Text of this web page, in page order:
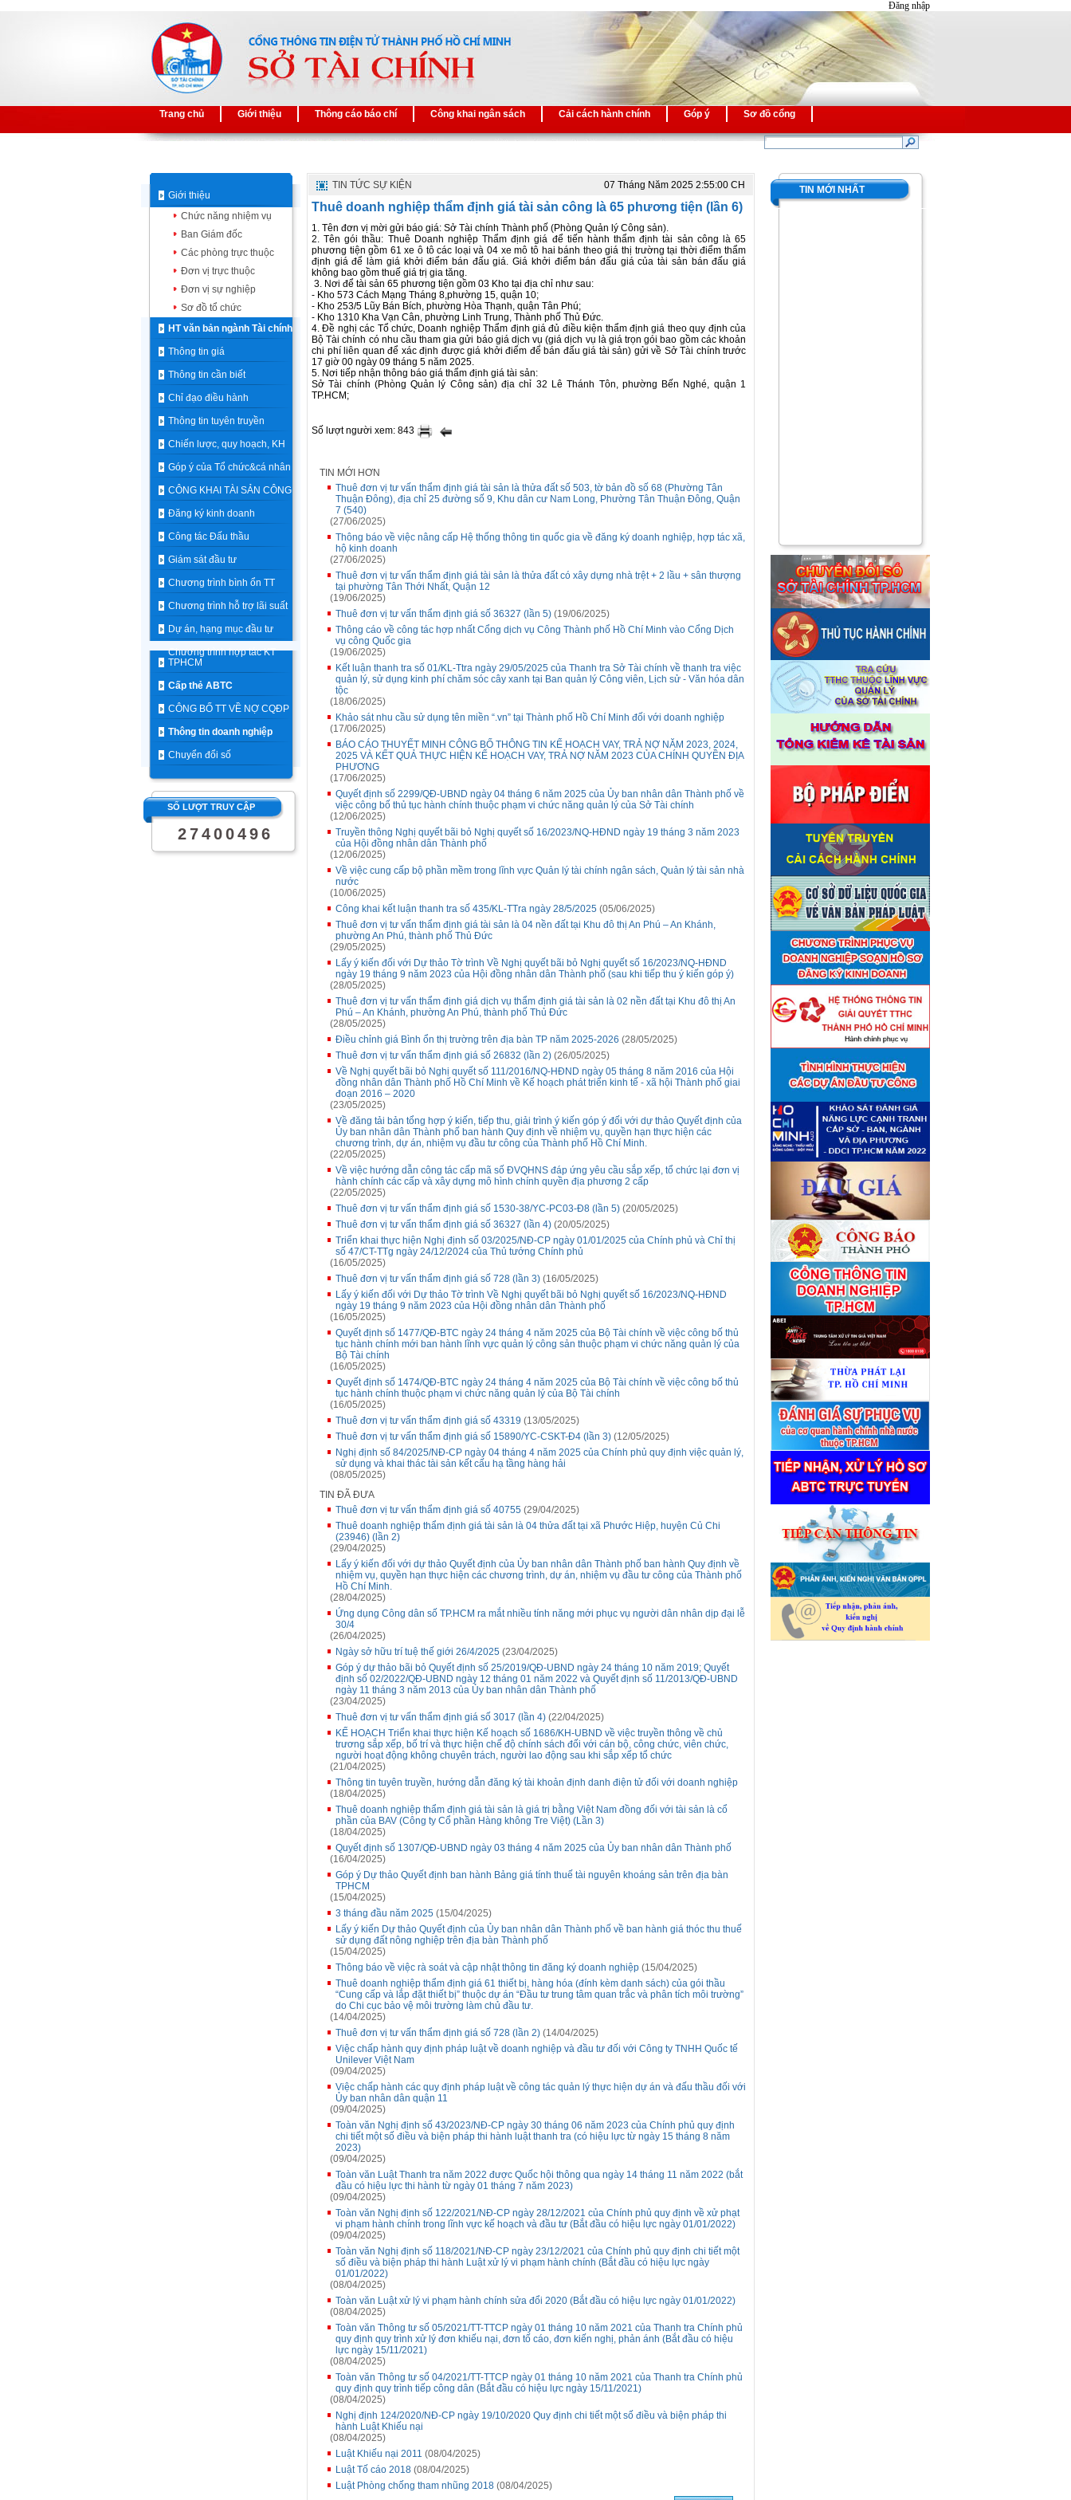
Đăng nhập
Trang chủ Giới thiệu Thông cáo báo chí Công khai ngân sách Cải cách hành chính Góp ý Sơ đồ cổng
Giới thiệu
Chức năng nhiệm vụ
Ban Giám đốc
Các phòng trực thuộc
Đơn vị trực thuộc
Đơn vị sự nghiệp
Sơ đồ tổ chức
HT văn bản ngành Tài chính
Thông tin giá
Thông tin cần biết
Chỉ đạo điều hành
Thông tin tuyên truyền
Chiến lược, quy hoạch, KH
Góp ý của Tổ chức&cá nhân
CÔNG KHAI TÀI SẢN CÔNG
Đăng ký kinh doanh
Công tác Đấu thầu
Giám sát đầu tư
Chương trình bình ổn TT
Chương trình hỗ trợ lãi suất
Dự án, hạng mục đầu tư
Chương trình hợp tác KT
TPHCM
Cấp thẻ ABTC
CÔNG BỐ TT VỀ NỢ CQĐP
Thông tin doanh nghiệp
Chuyển đổi số
SỐ LƯỢT TRUY CẬP
2 7 4 0 0 4 9 6
TIN TỨC SỰ KIỆN 07 Tháng Năm 2025 2:55:00 CH
Thuê doanh nghiệp thẩm định giá tài sản công là 65 phương tiện (lần 6)
1. Tên đơn vị mời gửi báo giá: Sở Tài chính Thành phố (Phòng Quản lý Công sản).
2. Tên gói thầu: Thuê Doanh nghiệp Thẩm định giá để tiến hành thẩm định tài sản công là 65
phương tiện gồm 61 xe ô tô các loại và 04 xe mô tô hai bánh theo giá thị trường tại thời điểm thẩm
định giá để làm giá khởi điểm bán đấu giá. Giá khởi điểm bán đấu giá của tài sản bán đấu giá
không bao gồm thuế giá trị gia tăng.
3. Nơi để tài sản 65 phương tiện gồm 03 Kho tại địa chỉ như sau:
- Kho 573 Cách Mạng Tháng 8,phường 15, quận 10;
- Kho 253/5 Lũy Bán Bích, phường Hòa Thạnh, quận Tân Phú;
- Kho 1310 Kha Vạn Cân, phường Linh Trung, Thành phố Thủ Đức.
4. Đề nghị các Tổ chức, Doanh nghiệp Thẩm định giá đủ điều kiện thẩm định giá theo quy định của
Bộ Tài chính có nhu cầu tham gia gửi báo giá dịch vụ (giá dịch vụ là giá trọn gói bao gồm các khoản
chi phí liên quan để xác định được giá khởi điểm để bán đấu giá tài sản) gửi về Sở Tài chính trước
17 giờ 00 ngày 09 tháng 5 năm 2025.
5. Nơi tiếp nhận thông báo giá thẩm định giá tài sản:
Sở Tài chính (Phòng Quản lý Công sản) địa chỉ 32 Lê Thánh Tôn, phường Bến Nghé, quận 1
TP.HCM;
Số lượt người xem: 843
TIN MỚI HƠN
Thuê đơn vị tư vấn thẩm định giá tài sản là thửa đất số 503, tờ bản đồ số 68 (Phường Tân
Thuận Đông), địa chỉ 25 đường số 9, Khu dân cư Nam Long, Phường Tân Thuận Đông, Quận
7 (540)
(27/06/2025)
Thông báo về việc nâng cấp Hệ thống thông tin quốc gia về đăng ký doanh nghiệp, hợp tác xã,
hộ kinh doanh
(27/06/2025)
Thuê đơn vị tư vấn thẩm định giá tài sản là thửa đất có xây dựng nhà trệt + 2 lầu + sân thượng
tại phường Tân Thới Nhất, Quận 12
(19/06/2025)
Thuê đơn vị tư vấn thẩm định giá số 36327 (lần 5) (19/06/2025)
Thông cáo về công tác hợp nhất Cổng dịch vụ Công Thành phố Hồ Chí Minh vào Cổng Dịch
vụ công Quốc gia
(19/06/2025)
Kết luận thanh tra số 01/KL-Ttra ngày 29/05/2025 của Thanh tra Sở Tài chính về thanh tra việc
quản lý, sử dụng kinh phí chăm sóc cây xanh tại Ban quản lý Công viên, Lịch sử - Văn hóa dân
tộc
(18/06/2025)
Khảo sát nhu cầu sử dụng tên miền “.vn” tại Thành phố Hồ Chí Minh đối với doanh nghiệp
(17/06/2025)
BÁO CÁO THUYẾT MINH CÔNG BỐ THÔNG TIN KẾ HOẠCH VAY, TRẢ NỢ NĂM 2023, 2024,
2025 VÀ KẾT QUẢ THỰC HIỆN KẾ HOẠCH VAY, TRẢ NỢ NĂM 2023 CỦA CHÍNH QUYỀN ĐỊA
PHƯƠNG
(17/06/2025)
Quyết định số 2299/QĐ-UBND ngày 04 tháng 6 năm 2025 của Ủy ban nhân dân Thành phố về
việc công bố thủ tục hành chính thuộc phạm vi chức năng quản lý của Sở Tài chính
(12/06/2025)
Truyền thông Nghị quyết bãi bỏ Nghị quyết số 16/2023/NQ-HĐND ngày 19 tháng 3 năm 2023
của Hội đồng nhân dân Thành phố
(12/06/2025)
Về việc cung cấp bộ phần mềm trong lĩnh vực Quản lý tài chính ngân sách, Quản lý tài sản nhà
nước
(10/06/2025)
Công khai kết luận thanh tra số 435/KL-TTra ngày 28/5/2025 (05/06/2025)
Thuê đơn vị tư vấn thẩm định giá tài sản là 04 nền đất tại Khu đô thị An Phú – An Khánh,
phường An Phú, thành phố Thủ Đức
(29/05/2025)
Lấy ý kiến đối với Dự thảo Tờ trình Về Nghị quyết bãi bỏ Nghị quyết số 16/2023/NQ-HĐND
ngày 19 tháng 9 năm 2023 của Hội đồng nhân dân Thành phố (sau khi tiếp thu ý kiến góp ý)
(28/05/2025)
Thuê đơn vị tư vấn thẩm định giá dịch vụ thẩm định giá tài sản là 02 nền đất tại Khu đô thị An
Phú – An Khánh, phường An Phú, thành phố Thủ Đức
(28/05/2025)
Điều chỉnh giá Bình ổn thị trường trên địa bàn TP năm 2025-2026 (28/05/2025)
Thuê đơn vị tư vấn thẩm định giá số 26832 (lần 2) (26/05/2025)
Về Nghị quyết bãi bỏ Nghị quyết số 111/2016/NQ-HĐND ngày 05 tháng 8 năm 2016 của Hội
đồng nhân dân Thành phố Hồ Chí Minh về Kế hoạch phát triển kinh tế - xã hội Thành phố giai
đoạn 2016 – 2020
(23/05/2025)
Về đăng tải bản tổng hợp ý kiến, tiếp thu, giải trình ý kiến góp ý đối với dự thảo Quyết định của
Ủy ban nhân dân Thành phố ban hành Quy định về nhiệm vụ, quyền hạn thực hiện các
chương trình, dự án, nhiệm vụ đầu tư công của Thành phố Hồ Chí Minh.
(22/05/2025)
Về việc hướng dẫn công tác cấp mã số ĐVQHNS đáp ứng yêu cầu sắp xếp, tổ chức lại đơn vị
hành chính các cấp và xây dựng mô hình chính quyền địa phương 2 cấp
(22/05/2025)
Thuê đơn vị tư vấn thẩm định giá số 1530-38/YC-PC03-Đ8 (lần 5) (20/05/2025)
Thuê đơn vị tư vấn thẩm định giá số 36327 (lần 4) (20/05/2025)
Triển khai thực hiện Nghị định số 03/2025/NĐ-CP ngày 01/01/2025 của Chính phủ và Chỉ thị
số 47/CT-TTg ngày 24/12/2024 của Thủ tướng Chính phủ
(16/05/2025)
Thuê đơn vị tư vấn thẩm định giá số 728 (lần 3) (16/05/2025)
Lấy ý kiến đối với Dự thảo Tờ trình Về Nghị quyết bãi bỏ Nghị quyết số 16/2023/NQ-HĐND
ngày 19 tháng 9 năm 2023 của Hội đồng nhân dân Thành phố
(16/05/2025)
Quyết định số 1477/QĐ-BTC ngày 24 tháng 4 năm 2025 của Bộ Tài chính về việc công bố thủ
tục hành chính mới ban hành lĩnh vực quản lý công sản thuộc phạm vi chức năng quản lý của
Bộ Tài chính
(16/05/2025)
Quyết định số 1474/QĐ-BTC ngày 24 tháng 4 năm 2025 của Bộ Tài chính về việc công bố thủ
tục hành chính thuộc phạm vi chức năng quản lý của Bộ Tài chính
(16/05/2025)
Thuê đơn vị tư vấn thẩm định giá số 43319 (13/05/2025)
Thuê đơn vị tư vấn thẩm định giá số 15890/YC-CSKT-Đ4 (lần 3) (12/05/2025)
Nghị định số 84/2025/NĐ-CP ngày 04 tháng 4 năm 2025 của Chính phủ quy định việc quản lý,
sử dụng và khai thác tài sản kết cấu hạ tầng hàng hải
(08/05/2025)
TIN ĐÃ ĐƯA
Thuê đơn vị tư vấn thẩm định giá số 40755 (29/04/2025)
Thuê doanh nghiệp thẩm định giá tài sản là 04 thửa đất tại xã Phước Hiệp, huyện Củ Chi
(23946) (lần 2)
(29/04/2025)
Lấy ý kiến đối với dự thảo Quyết định của Ủy ban nhân dân Thành phố ban hành Quy định về
nhiệm vụ, quyền hạn thực hiện các chương trình, dự án, nhiệm vụ đầu tư công của Thành phố
Hồ Chí Minh.
(28/04/2025)
Ứng dụng Công dân số TP.HCM ra mắt nhiều tính năng mới phục vụ người dân nhân dịp đại lễ
30/4
(26/04/2025)
Ngày sở hữu trí tuệ thế giới 26/4/2025 (23/04/2025)
Góp ý dự thảo bãi bỏ Quyết định số 25/2019/QĐ-UBND ngày 24 tháng 10 năm 2019; Quyết
định số 02/2022/QĐ-UBND ngày 12 tháng 01 năm 2022 và Quyết định số 11/2013/QĐ-UBND
ngày 11 tháng 3 năm 2013 của Ủy ban nhân dân Thành phố
(23/04/2025)
Thuê đơn vị tư vấn thẩm định giá số 3017 (lần 4) (22/04/2025)
KẾ HOẠCH Triển khai thực hiện Kế hoạch số 1686/KH-UBND về việc truyền thông về chủ
trương sắp xếp, bố trí và thực hiện chế độ chính sách đối với cán bộ, công chức, viên chức,
người hoạt động không chuyên trách, người lao động sau khi sắp xếp tổ chức
(21/04/2025)
Thông tin tuyên truyền, hướng dẫn đăng ký tài khoản định danh điện tử đối với doanh nghiệp
(18/04/2025)
Thuê doanh nghiệp thẩm định giá tài sản là giá trị bằng Việt Nam đồng đối với tài sản là cổ
phần của BAV (Công ty Cổ phần Hàng không Tre Việt) (Lần 3)
(18/04/2025)
Quyết định số 1307/QĐ-UBND ngày 03 tháng 4 năm 2025 của Ủy ban nhân dân Thành phố
(16/04/2025)
Góp ý Dự thảo Quyết định ban hành Bảng giá tính thuế tài nguyên khoáng sản trên địa bàn
TPHCM
(15/04/2025)
3 tháng đầu năm 2025 (15/04/2025)
Lấy ý kiến Dự thảo Quyết định của Ủy ban nhân dân Thành phố về ban hành giá thóc thu thuế
sử dụng đất nông nghiệp trên địa bàn Thành phố
(15/04/2025)
Thông báo về việc rà soát và cập nhật thông tin đăng ký doanh nghiệp (15/04/2025)
Thuê doanh nghiệp thẩm định giá 61 thiết bị, hàng hóa (đính kèm danh sách) của gói thầu
“Cung cấp và lắp đặt thiết bị” thuộc dự án “Đầu tư trung tâm quan trắc và phân tích môi trường”
do Chi cục bảo vệ môi trường làm chủ đầu tư.
(14/04/2025)
Thuê đơn vị tư vấn thẩm định giá số 728 (lần 2) (14/04/2025)
Việc chấp hành quy định pháp luật về doanh nghiệp và đầu tư đối với Công ty TNHH Quốc tế
Unilever Việt Nam
(09/04/2025)
Việc chấp hành các quy định pháp luật về công tác quản lý thực hiện dự án và đấu thầu đối với
Ủy ban nhân dân quận 11
(09/04/2025)
Toàn văn Nghị định số 43/2023/NĐ-CP ngày 30 tháng 06 năm 2023 của Chính phủ quy định
chi tiết một số điều và biện pháp thi hành luật thanh tra (có hiệu lực từ ngày 15 tháng 8 năm
2023)
(09/04/2025)
Toàn văn Luật Thanh tra năm 2022 được Quốc hội thông qua ngày 14 tháng 11 năm 2022 (bắt
đầu có hiệu lực thi hành từ ngày 01 tháng 7 năm 2023)
(09/04/2025)
Toàn văn Nghị định số 122/2021/NĐ-CP ngày 28/12/2021 của Chính phủ quy định về xử phạt
vi phạm hành chính trong lĩnh vực kế hoạch và đầu tư (Bắt đầu có hiệu lực ngày 01/01/2022)
(09/04/2025)
Toàn văn Nghị định số 118/2021/NĐ-CP ngày 23/12/2021 của Chính phủ quy định chi tiết một
số điều và biện pháp thi hành Luật xử lý vi phạm hành chính (Bắt đầu có hiệu lực ngày
01/01/2022)
(08/04/2025)
Toàn văn Luật xử lý vi phạm hành chính sửa đổi 2020 (Bắt đầu có hiệu lực ngày 01/01/2022)
(08/04/2025)
Toàn văn Thông tư số 05/2021/TT-TTCP ngày 01 tháng 10 năm 2021 của Thanh tra Chính phủ
quy định quy trình xử lý đơn khiếu nại, đơn tố cáo, đơn kiến nghị, phản ánh (Bắt đầu có hiệu
lực ngày 15/11/2021)
(08/04/2025)
Toàn văn Thông tư số 04/2021/TT-TTCP ngày 01 tháng 10 năm 2021 của Thanh tra Chính phủ
quy định quy trình tiếp công dân (Bắt đầu có hiệu lực ngày 15/11/2021)
(08/04/2025)
Nghị định 124/2020/NĐ-CP ngày 19/10/2020 Quy định chi tiết một số điều và biện pháp thi
hành Luật Khiếu nại
(08/04/2025)
Luật Khiếu nại 2011 (08/04/2025)
Luật Tố cáo 2018 (08/04/2025)
Luật Phòng chống tham nhũng 2018 (08/04/2025)
TIN MỚI NHẤT
Thuê đơn vị tư vấn thẩm định
giá tài sản theo 09 Yêu cầu
định giá tài sản (04/08)
■ Quyết định số 4489/QĐ-
UBND ngày 21 tháng 7 năm
2026 của Ủy ban nhân dân
Thành phố về việc công bố
danh mục thủ tục hành chính
bị bãi bỏ lĩnh vực Công nghệ
thông tin thuộc phạm vi chức
năng quản lý của Sở Tài
chính (27/07)
Quyết định số 4477/QĐ-
UBND ngày 20 tháng 7 năm
2026 của Ủy ban nhân dân
Thành phố về việc công bố
danh mục thủ tục hành chính
nội bộ mới ban hành lĩnh vực
Công nghệ thông tin thuộc
phạm vi chức năng quản lý
của Sở Tài chính (27/07)
■
Thuê đơn vị tư vấn thẩm định
giá số C45701 (lần 2)
(27/07)
Thuê đơn vị tư vấn thẩm định
giá số 38965 (27/07)